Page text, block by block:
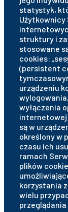
statystyk,
Użytkownicy
struktury i
stosowane
cookies:
(persistent
urządzeniu
wyłączenia
są w
określony w
czasu ich
ramach
plików
korzystania
wielu